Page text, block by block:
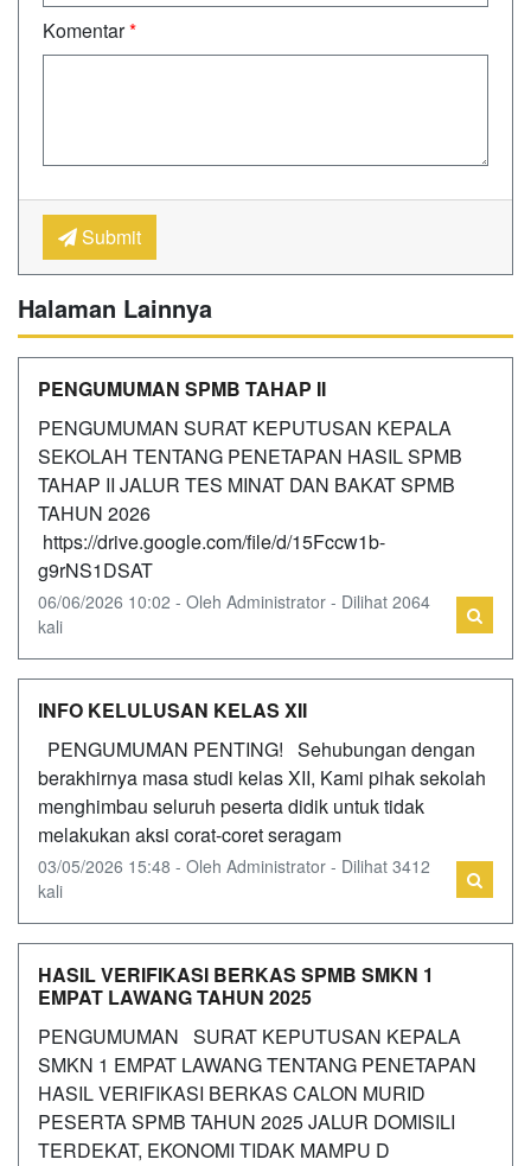
Komentar*
Submit
Halaman Lainnya
PENGUMUMAN SPMB TAHAP II
PENGUMUMAN SURAT KEPUTUSAN KEPALA
SEKOLAH TENTANG PENETAPAN HASIL SPMB
TAHAP II JALUR TES MINAT DAN BAKAT SPMB
TAHUN 2026
https://drive.google.com/file/d/15Fccw1b-
g9rNS1DSAT
06/06/2026 10:02 - Oleh Administrator - Dilihat 2064
kali
INFO KELULUSAN KELAS XII
PENGUMUMAN PENTING! Sehubungan dengan
berakhirnya masa studi kelas XII, Kami pihak sekolah
menghimbau seluruh peserta didik untuk tidak
melakukan aksi corat-coret seragam
03/05/2026 15:48 - Oleh Administrator - Dilihat 3412
kali
HASIL VERIFIKASI BERKAS SPMB SMKN 1
EMPAT LAWANG TAHUN 2025
PENGUMUMAN SURAT KEPUTUSAN KEPALA
SMKN 1 EMPAT LAWANG TENTANG PENETAPAN
HASIL VERIFIKASI BERKAS CALON MURID
PESERTA SPMB TAHUN 2025 JALUR DOMISILI
TERDEKAT, EKONOMI TIDAK MAMPU D